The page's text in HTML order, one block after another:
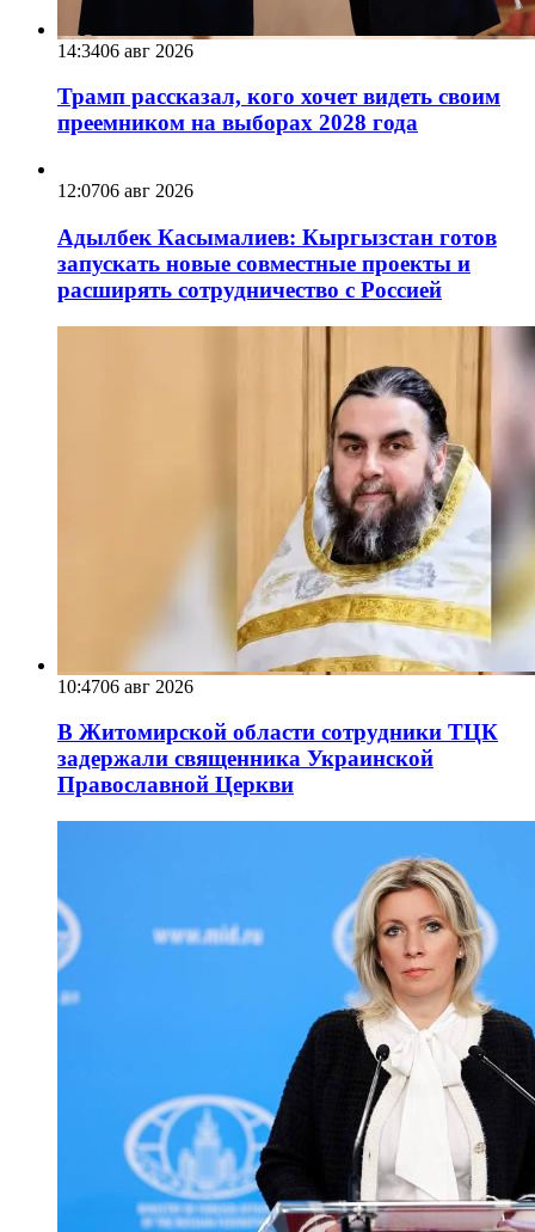
14:3406 авг 2026
Трамп рассказал, кого хочет видеть своим
преемником на выборах 2028 года
12:0706 авг 2026
Адылбек Касымалиев: Кыргызстан готов
запускать новые совместные проекты и
расширять сотрудничество с Россией
10:4706 авг 2026
В Житомирской области сотрудники ТЦК
задержали священника Украинской
Православной Церкви